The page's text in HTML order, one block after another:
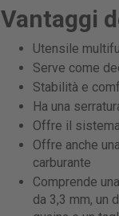
Vantaggi
Utensile
Serve come
Stabilità e
Ha una
Offre il
Offre anche
carburante
Comprende
da 3,3 mm, un